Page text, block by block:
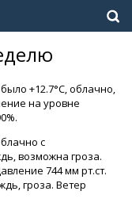
+12.7°C, облачно,
на уровне
с
возможна гроза.
744 мм рт.ст.
гроза. Ветер